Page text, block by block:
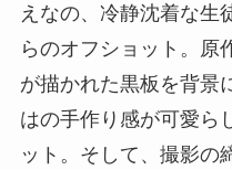
えなの、冷静沈着な生
らのオフショット。原
が描かれた黒板を背景
はの手作り感が可愛ら
ット。そして、撮影の